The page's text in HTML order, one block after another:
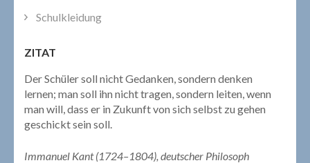
Schulkleidung
ZITAT
Der Schüler soll nicht Gedanken, sondern denken
lernen; man soll ihn nicht tragen, sondern leiten, wenn
man will, dass er in Zukunft von sich selbst zu gehen
geschickt sein soll.
Immanuel Kant (1724–1804), deutscher Philosoph